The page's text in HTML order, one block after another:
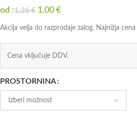
od :1,26€ 1,00 €
Akcija velja do razprodaje zalog. Najnižja
Cena vključuje DDV.
PROSTORNINA